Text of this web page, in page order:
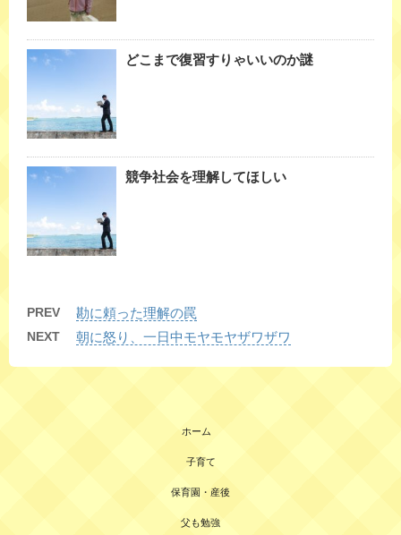
どこまで復習すりゃいいのか謎
競争社会を理解してほしい
PREV 勘に頼った理解の罠
NEXT 朝に怒り、一日中モヤモヤザワザワ
ホーム
子育て
保育園・産後
父も勉強